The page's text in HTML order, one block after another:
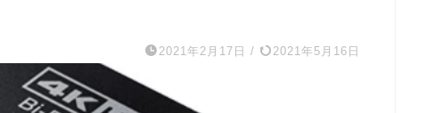
2021年2月17日 / 2021年5月16日